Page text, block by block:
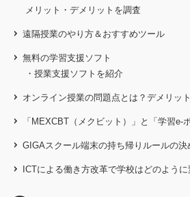
メリット・デメリットを調査
遠隔授業のやり方＆おすすめツール
無料の学習支援ソフト
・授業支援ソフトを紹介
オンライン授業の問題点とは？デメリッ
「MEXCBT（メクビット）」と「学習e-
GIGAスクール端末の持ち帰りルールの決
ICTによる働き方改革で学校はどのように